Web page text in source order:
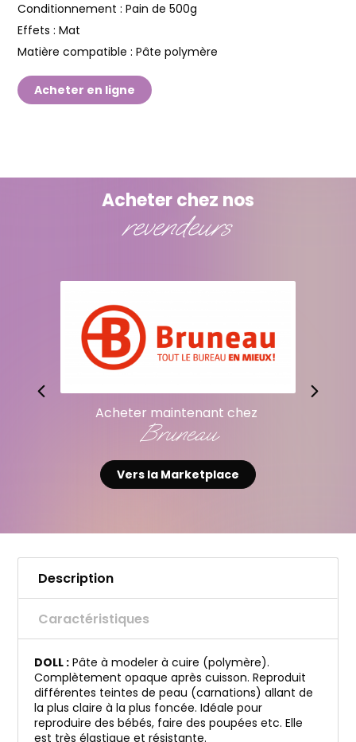
Conditionnement : Pain de 500g
Effets : Mat
Matière compatible : Pâte polymère
Acheter en ligne
Acheter chez nos
revendeurs
Acheter maintenant chez
Bruneau
Vers la Marketplace
Description
Caractéristiques
DOLL : Pâte à modeler à cuire (polymère).
Complètement opaque après cuisson. Reproduit
différentes teintes de peau (carnations) allant de
la plus claire à la plus foncée. Idéale pour
reproduire des bébés, faire des poupées etc. Elle
est très élastique et résistante.